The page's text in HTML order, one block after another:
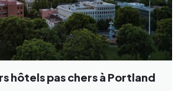
hôtels pas chers à Portland